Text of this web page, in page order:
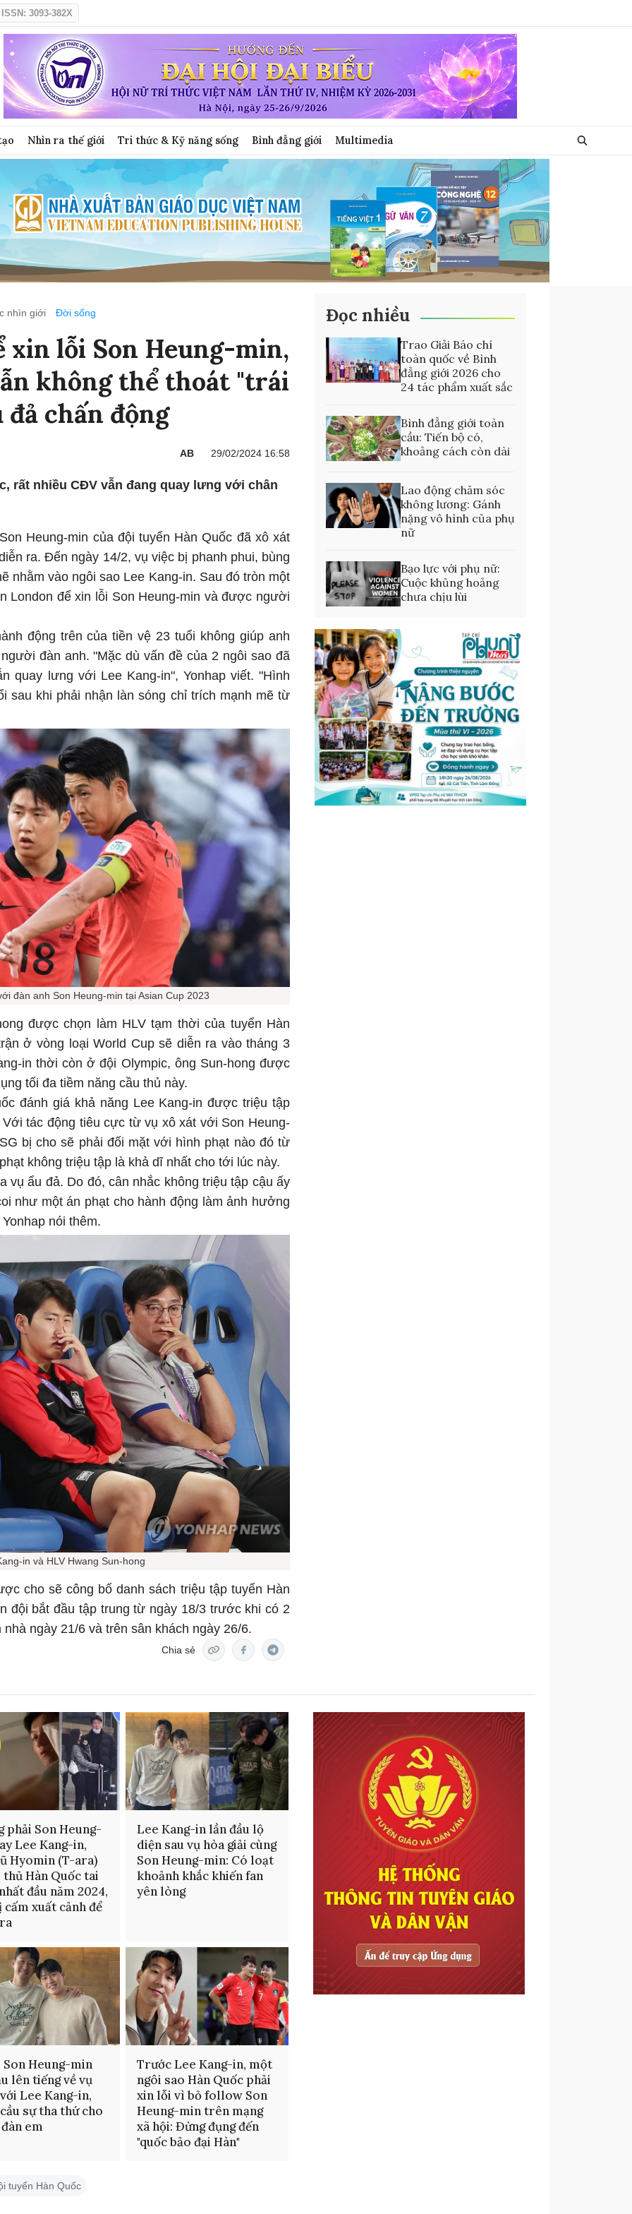
ISSN: 3093-382X
Nhìn ra thế giới Tri thức & Kỹ năng sống Bình đẳng giới Multimedia
nhìn giới Đời sống
xin lỗi Son Heung-min,
không thể thoát "trái
chấn động
AB 29/02/2024 16:58
rất nhiều CĐV vẫn đang quay lưng với chân
Heung-min của đội tuyển Hàn Quốc đã xô xát
ra. Đến ngày 14/2, vụ việc bị phanh phui, bùng
nhằm vào ngôi sao Lee Kang-in. Sau đó tròn một
London để xin lỗi Son Heung-min và được người
động trên của tiền vệ 23 tuổi không giúp anh
đàn anh. "Mặc dù vấn đề của 2 ngôi sao đã
quay lưng với Lee Kang-in", Yonhap viết. "Hình
sau khi phải nhận làn sóng chỉ trích mạnh mẽ từ
đàn anh Son Heung-min tại Asian Cup 2023
được chọn làm HLV tạm thời của tuyển Hàn
ở vòng loại World Cup sẽ diễn ra vào tháng 3
in thời còn ở đội Olympic, ông Sun-hong được
tối đa tiềm năng cầu thủ này.
đánh giá khả năng Lee Kang-in được triệu tập
tác động tiêu cực từ vụ xô xát với Son Heung-
bị cho sẽ phải đối mặt với hình phạt nào đó từ
không triệu tập là khả dĩ nhất cho tới lúc này.
vụ ẩu đả. Do đó, cân nhắc không triệu tập cậu ấy
như một án phạt cho hành động làm ảnh hưởng
nói thêm.
in và HLV Hwang Sun-hong
cho sẽ công bố danh sách triệu tập tuyển Hàn
đội bắt đầu tập trung từ ngày 18/3 trước khi có 2
ngày 21/6 và trên sân khách ngày 26/6.
Chia sẻ
Đọc nhiều
Trao Giải Báo chí
toàn quốc về Bình
đẳng giới 2026 cho
24 tác phẩm xuất sắc
Bình đẳng giới toàn
cầu: Tiến bộ có,
khoảng cách còn dài
Lao động chăm sóc
không lương: Gánh
nặng vô hình của phụ
nữ
Bạo lực với phụ nữ:
Cuộc khủng hoảng
chưa chịu lùi
phải Son Heung-
Lee Kang-in,
Hyomin (T-ara)
thủ Hàn Quốc tai
đầu năm 2024,
cấm xuất cảnh để
Lee Kang-in lần đầu lộ
diện sau vụ hòa giải cùng
Son Heung-min: Có loạt
khoảnh khắc khiến fan
yên lòng
Son Heung-min
lên tiếng về vụ
Lee Kang-in,
sự tha thứ cho
em
Trước Lee Kang-in, một
ngôi sao Hàn Quốc phải
xin lỗi vì bỏ follow Son
Heung-min trên mạng
xã hội: Đừng đụng đến
"quốc bảo đại Hàn"
tuyển Hàn Quốc